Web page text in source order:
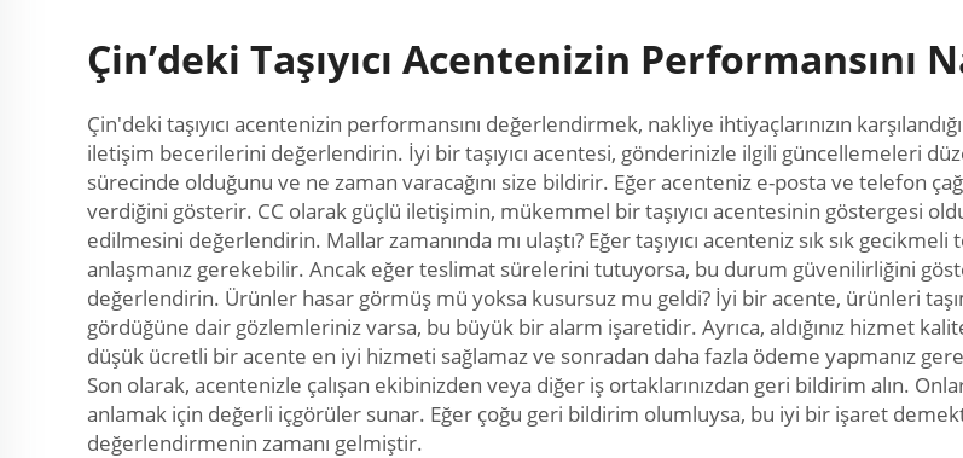
Çin’deki Taşıyıcı Acentenizin Performansını
Çin'deki taşıyıcı acentenizin performansını değerlendirmek, nakliye ihtiyaçlarınızın
iletişim becerilerini değerlendirin. İyi bir taşıyıcı acentesi, gönderinizle ilgili güncellemeleri
sürecinde olduğunu ve ne zaman varacağını size bildirir. Eğer acenteniz e-posta ve telefon
verdiğini gösterir. CC olarak güçlü iletişimin, mükemmel bir taşıyıcı acentesinin göstergesi
edilmesini değerlendirin. Mallar zamanında mı ulaştı? Eğer taşıyıcı acenteniz sık sık
anlaşmanız gerekebilir. Ancak eğer teslimat sürelerini tutuyorsa, bu durum güvenilirliğini
değerlendirin. Ürünler hasar görmüş mü yoksa kusursuz mu geldi? İyi bir acente, ürünleri
gördüğüne dair gözlemleriniz varsa, bu büyük bir alarm işaretidir. Ayrıca, aldığınız hizmet
düşük ücretli bir acente en iyi hizmeti sağlamaz ve sonradan daha fazla ödeme yapmanız
Son olarak, acentenizle çalışan ekibinizden veya diğer iş ortaklarınızdan geri bildirim alın.
anlamak için değerli içgörüler sunar. Eğer çoğu geri bildirim olumluysa, bu iyi bir işaret
değerlendirmenin zamanı gelmiştir.